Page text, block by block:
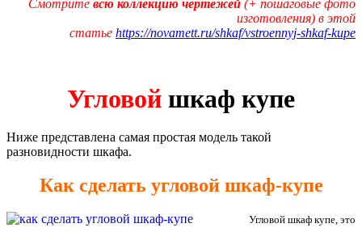
Смотрите всю коллекцию чертежей (+ пошаговые фото
изготовления) в этой
статье https://novamett.ru/shkaf/vstroennyj-shkaf-kupe
Угловой шкаф купе
Ниже представлена самая простая модель такой
разновидности шкафа.
Как сделать угловой шкаф-купе
Угловой шкаф купе, это